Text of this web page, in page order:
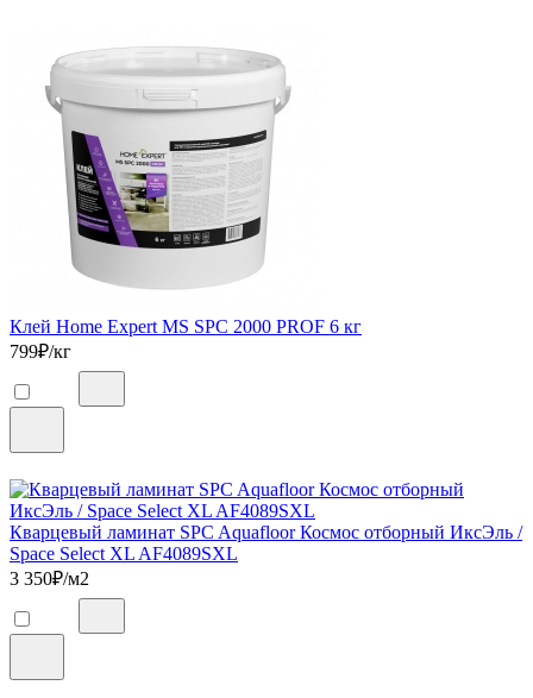
Клей Home Expert MS SPC 2000 PROF 6 кг
799₽/кг
Кварцевый ламинат SPC Aquafloor Космос отборный ИксЭль /
Space Select XL AF4089SXL
3 350₽/м2